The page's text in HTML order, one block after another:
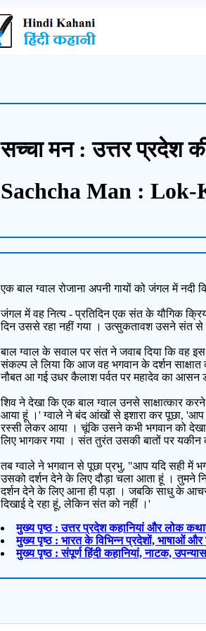
सच्चा मन : उत्तर प्रदेश
Sachcha Man :
एक बाल ग्वाल रोजाना अपनी गायों को जंगल में नदी
जंगल में वह नित्य - प्रतिदिन एक संत के यौगिक
दिन उससे रहा नहीं गया । उत्सुकतावश उसने संत से
बाल ग्वाल के सवाल पर संत ने जवाब दिया कि वह
संकल्प ले लिया कि आज वह भगवान के दर्शन
नौबत आ गई उधर कैलाश पर्वत पर महादेव का आसन
शिव ने देखा कि एक बाल ग्वाल उनसे साक्षात्कार
आया हूं ।' ग्वाले ने बंद आंखों से इशारा कर पूछा,
रस्सी लेकर आया । चूंकि उसने कभी भगवान को
लिए भागकर गया । संत तुरंत उसकी बातों पर
तब ग्वाले ने भगवान से पूछा प्रभु, "आप यदि सही में
उसको दर्शन देने के लिए दौड़ा चला आता हूं । तुमने
दर्शन देने के लिए आना ही पड़ा । जबकि साधु के
दिखाई दे रहा हूं, लेकिन संत को नहीं ।'
मुख्य पृष्ठ : उत्तर प्रदेश कहानियां और लोक
मुख्य पृष्ठ : भारत के विभिन्न प्रदेशों, भाषाओं
मुख्य पृष्ठ : संपूर्ण हिंदी कहानियां, नाटक,